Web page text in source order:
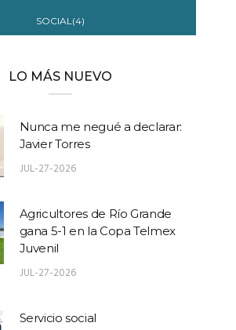
SOCIAL(4)
LO MÁS NUEVO
Nunca me negué a declarar:
Javier Torres
JUL-27-2026
Agricultores de Río Grande
gana 5-1 en la Copa Telmex
Juvenil
JUL-27-2026
Servicio social